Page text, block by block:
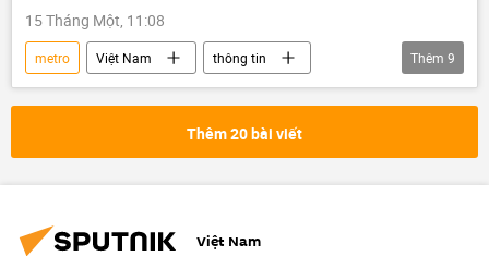
15 Tháng Một, 11:08
metro Việt Nam
thông tin
tuyến metro số 1
tuyến metro số 2
giao thông
Bộ Giao thông Vận tải
ùn tắc giao thông
xây dựng
Bộ Xây dựng đầu tư
Thêm 9
Thêm 20 bài viết
Việt Nam